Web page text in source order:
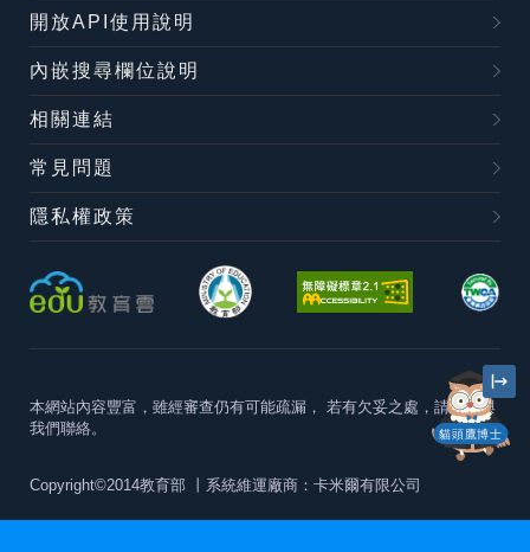
貓頭鷹博士
開放API使用說明
內嵌搜尋欄位說明
相關連結
常見問題
隱私權政策
本網站內容豐富，雖經審查仍有可能疏漏， 若有欠妥之處，請隨時與
我們聯絡。
Copyright©2014教育部 丨系統維運廠商：卡米爾有限公司